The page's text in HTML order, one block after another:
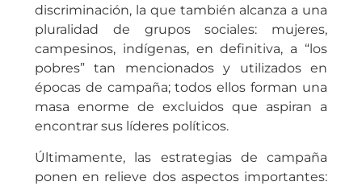
discriminación, la que también alcanza a una
pluralidad de grupos sociales: mujeres,
campesinos, indígenas, en definitiva, a “los
pobres” tan mencionados y utilizados en
épocas de campaña; todos ellos forman una
masa enorme de excluidos que aspiran a
encontrar sus líderes políticos.
Últimamente, las estrategias de campaña
ponen en relieve dos aspectos importantes: